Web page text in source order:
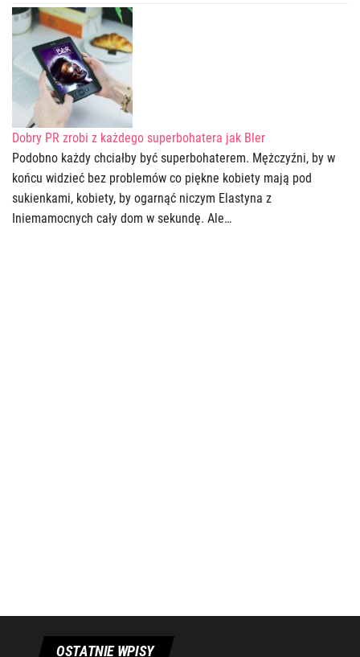
Dobry PR zrobi z każdego superbohatera jak Bler
Podobno każdy chciałby być superbohaterem. Mężczyźni, by w
końcu widzieć bez problemów co piękne kobiety mają pod
sukienkami, kobiety, by ogarnąć niczym Elastyna z
Iniemamocnych cały dom w sekundę. Ale…
OSTATNIE WPISY